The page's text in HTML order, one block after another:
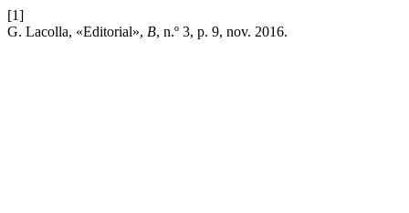
[1]
G. Lacolla, «Editorial», B, n.º 3, p. 9, nov. 2016.